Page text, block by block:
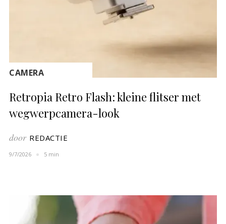
CAMERA
Retropia Retro Flash: kleine flitser met
wegwerpcamera-look
door REDACTIE
9/7/2026 5 min